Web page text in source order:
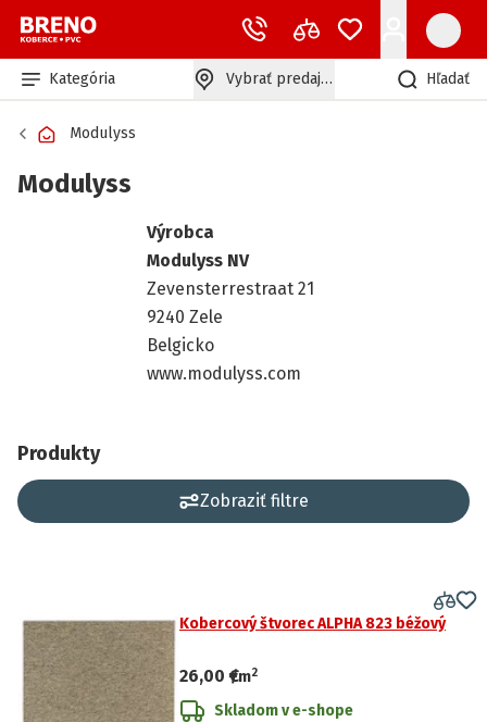
Kategória Vybrať predajňu Hľadať
Modulyss
Modulyss
Výrobca
Modulyss NV
Zevensterrestraat 21
9240 Zele
Belgicko
www.modulyss.com
Produkty
Zobraziť filtre
Kobercový štvorec ALPHA 823 béžový
26,00 €
/m2
Skladom v e-shope